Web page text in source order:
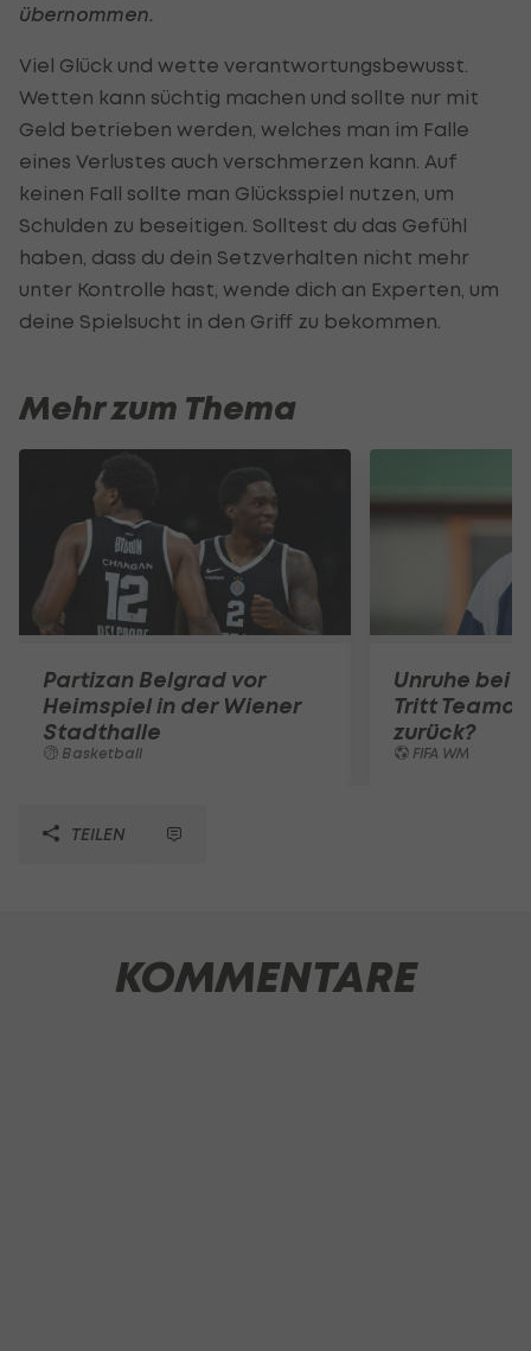
übernommen.
Viel Glück und wette verantwortungsbewusst.
Wetten kann süchtig machen und sollte nur mit
Geld betrieben werden, welches man im Falle
eines Verlustes auch verschmerzen kann. Auf
keinen Fall sollte man Glücksspiel nutzen, um
Schulden zu beseitigen. Solltest du das Gefühl
haben, dass du dein Setzverhalten nicht mehr
unter Kontrolle hast, wende dich an Experten, um
deine Spielsucht in den Griff zu bekommen.
Mehr zum Thema
Partizan Belgrad vor
Heimspiel in der Wiener
Stadthalle
Basketball
Unruhe bei
Tritt
zurück?
FIFA WM
TEILEN
KOMMENTARE